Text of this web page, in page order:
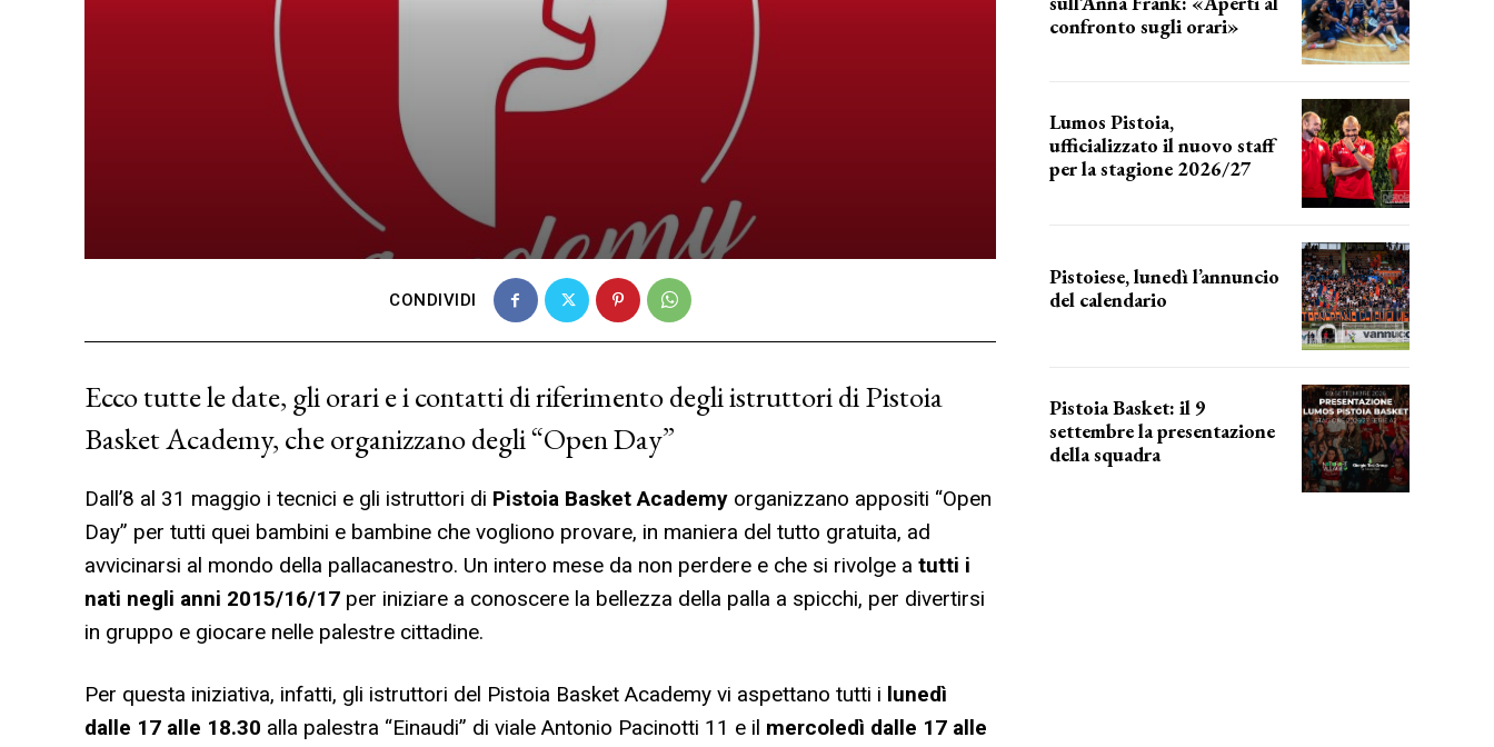
CONDIVIDI
Ecco tutte le date, gli orari e i contatti di riferimento degli istruttori di Pistoia
Basket Academy, che organizzano degli “Open Day”
Dall’8 al 31 maggio i tecnici e gli istruttori di Pistoia Basket Academy organizzano appositi “Open
Day” per tutti quei bambini e bambine che vogliono provare, in maniera del tutto gratuita, ad
avvicinarsi al mondo della pallacanestro. Un intero mese da non perdere e che si rivolge a tutti i
nati negli anni 2015/16/17 per iniziare a conoscere la bellezza della palla a spicchi, per divertirsi
in gruppo e giocare nelle palestre cittadine.
Per questa iniziativa, infatti, gli istruttori del Pistoia Basket Academy vi aspettano tutti i lunedì
dalle 17 alle 18.30 alla palestra “Einaudi” di viale Antonio Pacinotti 11 e il mercoledì dalle 17 alle
confronto sugli orari»
Lumos Pistoia,
ufficializzato il nuovo staff
per la stagione 2026/27
Pistoiese, lunedì l’annuncio
del calendario
Pistoia Basket: il 9
settembre la presentazione
della squadra